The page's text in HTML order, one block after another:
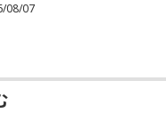
08/07